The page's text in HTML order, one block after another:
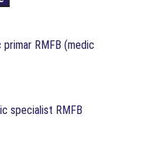
primar RMFB (medic
specialist RMFB